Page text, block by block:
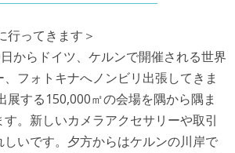
行ってきます＞
からドイツ、ケルンで開催される世界
フォトキナへノンビリ出張してきま
展する150,000㎡の会場を隅から隅ま
。新しいカメラアクセサリーや取引
いです。夕方からはケルンの川岸で